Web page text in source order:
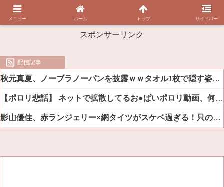
スポンサーリンク
配信記事
秋元真夏、ノーブラノーパンを披露ｗｗタオル1枚で隠す姿がほぼA●女優・・
【ポロリ悲話】 ネットで拡散してるお●ぱいポロリ動画、何故か叩かれる・・・
影山優佳、赤ランジェリー×網タイツがスケベ過ぎる！只の痴女だろ・・・
メニュー ホーム トップ サイドバー